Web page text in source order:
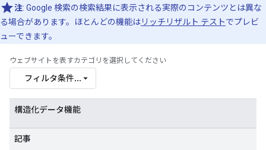
注: Google 検索の検索結果に表示される実際のコンテンツとは異な
る場合があります。ほとんどの機能はリッチリザルト テストでプレビ
ューできます。
ウェブサイトを表すカテゴリを選択してください
フィルタ条件...
構造化データ機能
記事